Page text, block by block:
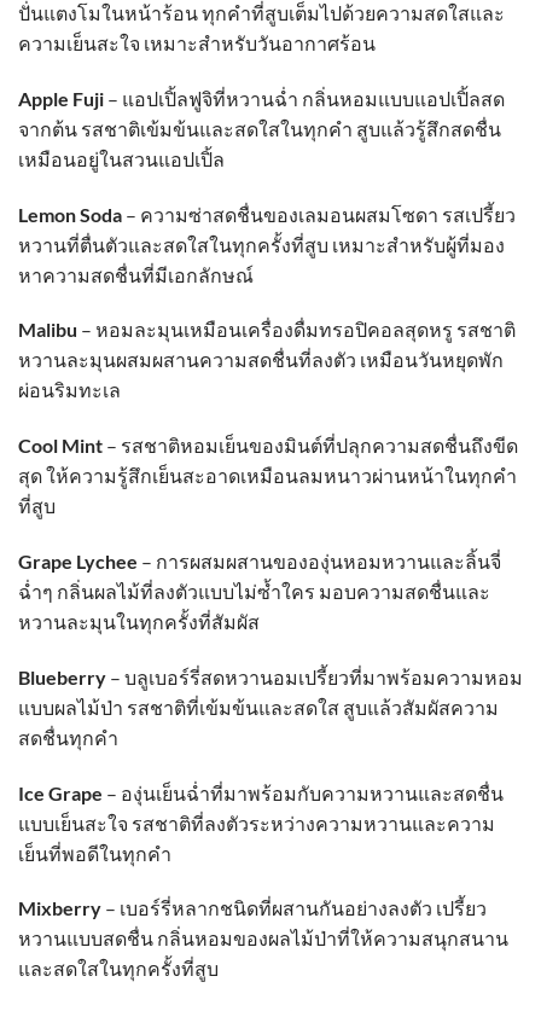
ปั่นแตงโมในหน้าร้อน ทุกคำที่สูบเต็มไปด้วยความสดใสและ
ความเย็นสะใจ เหมาะสำหรับวันอากาศร้อน
Apple Fuji – แอปเปิ้ลฟูจิที่หวานฉ่ำ กลิ่นหอมแบบแอปเปิ้ลสด
จากต้น รสชาติเข้มข้นและสดใสในทุกคำ สูบแล้วรู้สึกสดชื่น
เหมือนอยู่ในสวนแอปเปิ้ล
Lemon Soda – ความซ่าสดชื่นของเลมอนผสมโซดา รสเปรี้ยว
หวานที่ตื่นตัวและสดใสในทุกครั้งที่สูบ เหมาะสำหรับผู้ที่มอง
หาความสดชื่นที่มีเอกลักษณ์
Malibu – หอมละมุนเหมือนเครื่องดื่มทรอปิคอลสุดหรู รสชาติ
หวานละมุนผสมผสานความสดชื่นที่ลงตัว เหมือนวันหยุดพัก
ผ่อนริมทะเล
Cool Mint – รสชาติหอมเย็นของมินต์ที่ปลุกความสดชื่นถึงขีด
สุด ให้ความรู้สึกเย็นสะอาดเหมือนลมหนาวผ่านหน้าในทุกคำ
ที่สูบ
Grape Lychee – การผสมผสานขององุ่นหอมหวานและลิ้นจี่
ฉ่ำๆ กลิ่นผลไม้ที่ลงตัวแบบไม่ซ้ำใคร มอบความสดชื่นและ
หวานละมุนในทุกครั้งที่สัมผัส
Blueberry – บลูเบอร์รี่สดหวานอมเปรี้ยวที่มาพร้อมความหอม
แบบผลไม้ป่า รสชาติที่เข้มข้นและสดใส สูบแล้วสัมผัสความ
สดชื่นทุกคำ
Ice Grape – องุ่นเย็นฉ่ำที่มาพร้อมกับความหวานและสดชื่น
แบบเย็นสะใจ รสชาติที่ลงตัวระหว่างความหวานและความ
เย็นที่พอดีในทุกคำ
Mixberry – เบอร์รี่หลากชนิดที่ผสานกันอย่างลงตัว เปรี้ยว
หวานแบบสดชื่น กลิ่นหอมของผลไม้ป่าที่ให้ความสนุกสนาน
และสดใสในทุกครั้งที่สูบ